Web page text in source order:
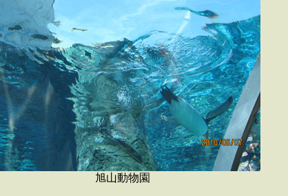
旭山動物園